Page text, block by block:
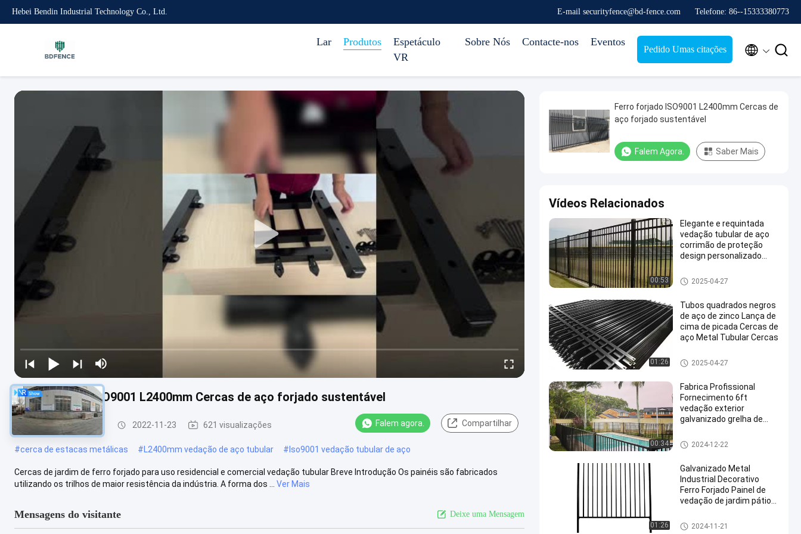
Hebei Bendin Industrial Technology Co., Ltd. E-mail securityfence@bd-fence.com Telefone: 86--15333380773
Lar Produtos
Espetáculo
VR
Sobre Nós Contacte-nos Eventos
Pedido Umas citações  
Ferro forjado ISO9001 L2400mm Cercas de aço forjado sustentável
Cerca tubular de aço 2022-11-23 621 visualizações Falem agora. Compartilhar
#cerca de estacas metálicas #L2400mm vedação de aço tubular #Iso9001 vedação tubular de aço
Cercas de jardim de ferro forjado para uso residencial e comercial vedação tubular Breve Introdução Os painéis são fabricados
utilizando os trilhos de maior resistência da indústria. A forma dos ...
Ver Mais
Mensagens do visitante Deixe uma Mensagem
Ferro forjado ISO9001 L2400mm Cercas de
aço forjado sustentável
Falem Agora. Saber Mais
Vídeos Relacionados
00:53
Elegante e requintada
vedação tubular de aço
corrimão de proteção
design personalizado
jardim residencial
Cerca tubular de aço
2025-04-27
01:26
Tubos quadrados negros
de aço de zinco Lança de
cima de picada Cercas de
aço Metal Tubular Cercas
Cerca tubular de aço
2025-04-27
00:34
Fabrica Profissional
Fornecimento 6ft
vedação exterior
galvanizado grelha de
de aço preto metal painel
de vedação
Cerca tubular de aço
2024-12-22
01:26
Galvanizado Metal
Industrial Decorativo
Ferro Forjado Painel de
vedação de jardim pátio
Cerca tubular de aço
2024-11-21